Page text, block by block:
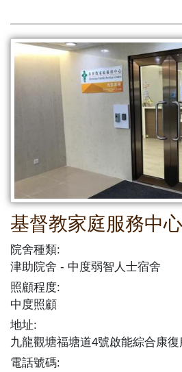
基督教家庭服務中
院舍種類:
津助院舍
中度弱智人士宿舍
照顧程度:
中度照顧
地址:
九龍觀塘福塘道4號啟能綜合康
電話號碼: